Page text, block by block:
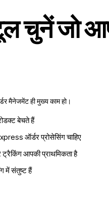
चुनें जो
मैनेजमेंट ही मुख्य काम हो।
बेचते हैं
ऑर्डर प्रोसेसिंग चाहिए
आपकी प्राथमिकता है
में संतुष्ट हैं